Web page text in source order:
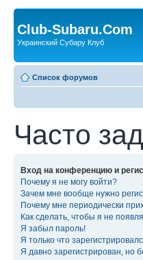
Club-Subaru.Com
Украинский Субару Клуб
Список форумов
Часто
Вход на конференцию и
Почему я не могу войти?
Зачем мне вообще нужно
Почему мне периодически
Как сделать, чтобы я не
Я забыл пароль!
Я только что
Я давно зарегистрирован, но